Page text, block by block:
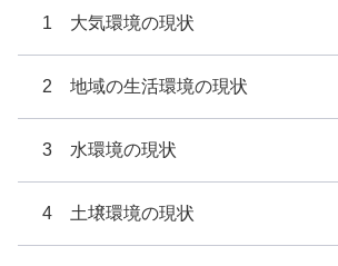
1 大気環境の現状
2 地域の生活環境の現状
3 水環境の現状
4 土壌環境の現状